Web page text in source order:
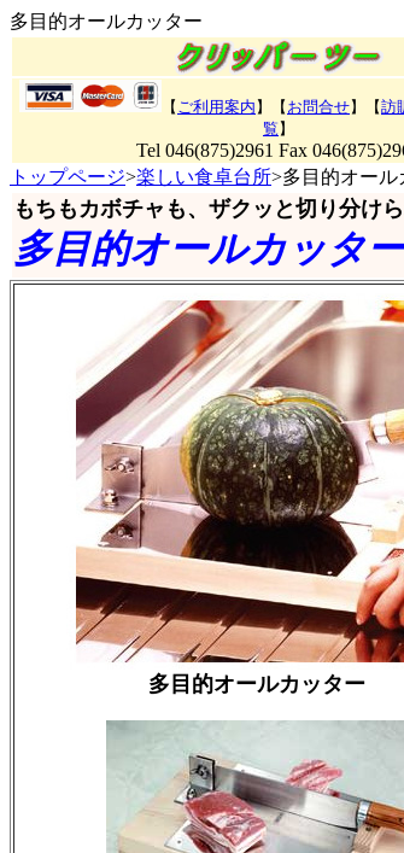
多目的オールカッター
【 ご利用案内 】【 お問合せ】【訪
覧 】
Tel 046(875)2961 Fax
トップページ>楽しい食卓台所>多目的オール
もちもカボチャも、ザクッと切り分け
多目的オールカッター
多目的オールカッター